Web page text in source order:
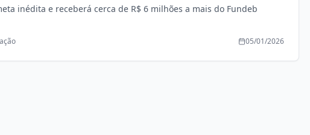
inédita e receberá cerca de R$ 6 milhões a mais do Fundeb
05/01/2026